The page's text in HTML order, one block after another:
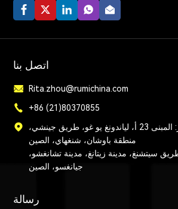
اتصل بنا
Rita.zhou@rumichina.com
+86 (21)80370855
مركز البحث والتطوير: المبنى 23 أ، لياندونغ يو غو، طريق جينشي،
منطقة باوشان، شنغهاي، الصين
التصنيع: رقم 6 طريق سيتشنغ، مدينة زيتانغ، مدينة تشانغشو،
جيانغسو، الصين
رسالة